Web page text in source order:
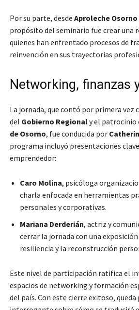
Por su parte, desde Aproleche Osorno
propósito del seminario fue crear una
quienes han enfrentado procesos de
reinvención en sus trayectorias
Networking, finanzas
La jornada, que contó por primera vez
del Gobierno Regionaly el patrocinio
de Osorno, fue conducida por
programa incluyó presentaciones
emprendedor:
Caro Molina, psicóloga
charla enfocada en herramientas
personales y corporativas.
Mariana Derderián, actriz y
cerrar la jornada con una
resiliencia y la reconstrucción
Este nivel de participación ratifica el
espacios de networking y formación
del país. Con este cierre exitoso,